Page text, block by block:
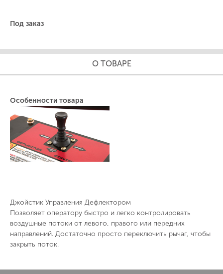
Под заказ
О ТОВАРЕ
Особенности товара
Джойстик Управления Дефлектором
Позволяет оператору быстро и легко контролировать
воздушные потоки от левого, правого или передних
направлений. Достаточно просто переключить рычаг, чтобы
закрыть поток.